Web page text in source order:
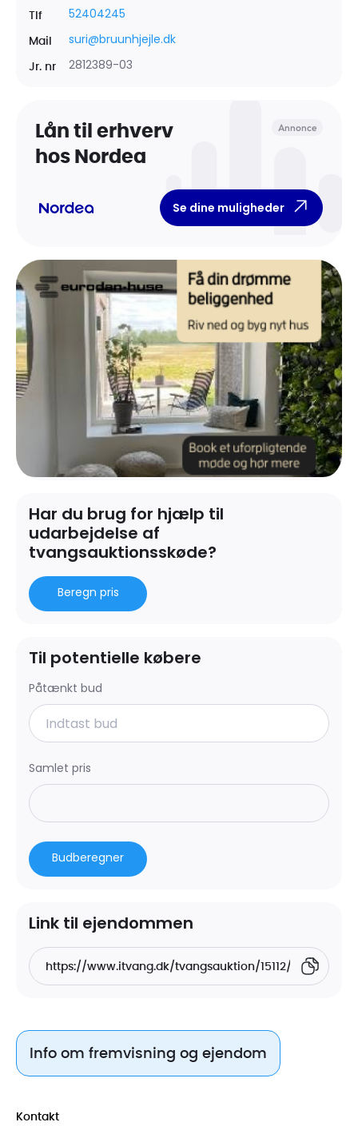
Tlf 52404245
Mail suri@bruunhjejle.dk
Jr. nr 2812389-03
Lån til erhverv
hos Nordea
Annonce
Se dine muligheder
Har du brug for hjælp til
udarbejdelse af
tvangsauktionsskøde?
Beregn pris
Til potentielle købere
Påtænkt bud
Samlet pris
Budberegner
Link til ejendommen
Info om fremvisning og ejendom
Kontakt